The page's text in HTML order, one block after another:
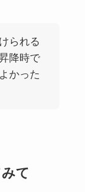
られる
降時で
かった
て